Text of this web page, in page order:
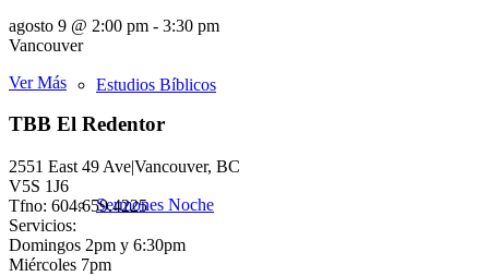
Estudios Bíblicos
Sermones Noche
agosto 9 @ 2:00 pm - 3:30 pm
Vancouver
Ver Más
TBB El Redentor
2551 East 49 Ave|Vancouver, BC
V5S 1J6
Tfno: 604.659.4225
Servicios:
Domingos 2pm y 6:30pm
Miércoles 7pm